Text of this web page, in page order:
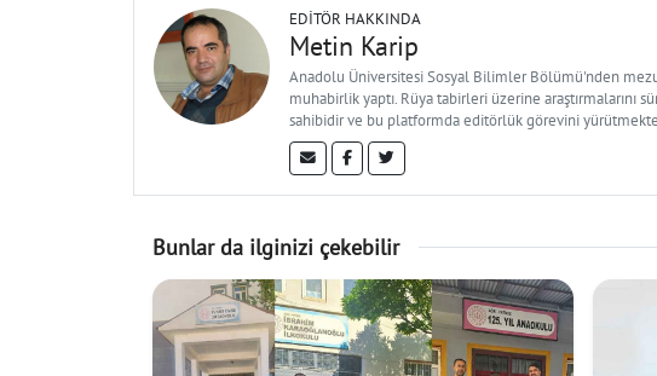
EDITÖR HAKKINDA
Metin Karip
Anadolu Üniversitesi Sosyal Bilimler Bölümü'nden
muhabirlik yaptı. Rüya tabirleri üzerine araştırmalarını
sahibidir ve bu platformda editörlük görevini
Bunlar da ilginizi çekebilir